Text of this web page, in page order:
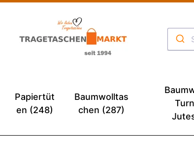
Papiertüt
en (248)
Baumwolltas
chen (287)